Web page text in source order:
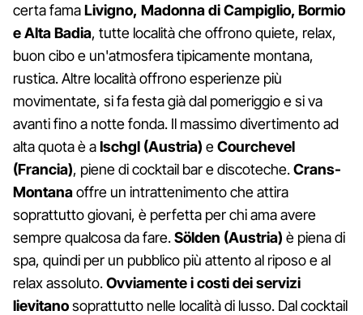
certa famaLivigno, Madonna di Campiglio, Bormio
eAlta Badia, tutte località che offrono quiete, relax,
buon cibo e un'atmosfera tipicamente montana,
rustica. Altre località offrono esperienze più
movimentate, si fa festa già dal pomeriggio e si va
avanti fino a notte fonda. Il massimo divertimento ad
alta quota è aIschgl (Austria) eCourchevel
(Francia), piene di cocktail bar e discoteche.Crans-
Montanaoffre un intrattenimento che attira
soprattutto giovani, è perfetta per chi ama avere
sempre qualcosa da fare.Sölden (Austria) è piena di
spa, quindi per un pubblico più attento al riposo e al
relax assoluto.Ovviamente i costi dei servizi
lievitanosoprattutto nelle località di lusso. Dal cocktail